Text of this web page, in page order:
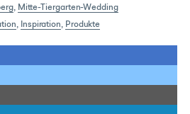
, Mitte-Tiergarten-Wedding
, Inspiration, Produkte